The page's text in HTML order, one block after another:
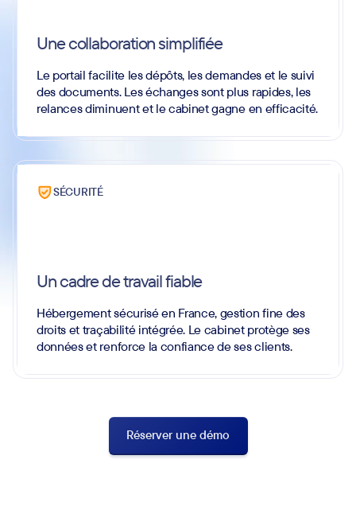
Une collaboration simplifiée
Le portail facilite les dépôts, les demandes et le suivi
des documents. Les échanges sont plus rapides, les
relances diminuent et le cabinet gagne en efficacité.
SÉCURITÉ
Un cadre de travail fiable
Hébergement sécurisé en France, gestion fine des
droits et traçabilité intégrée. Le cabinet protège ses
données et renforce la confiance de ses clients.
Réserver une démo